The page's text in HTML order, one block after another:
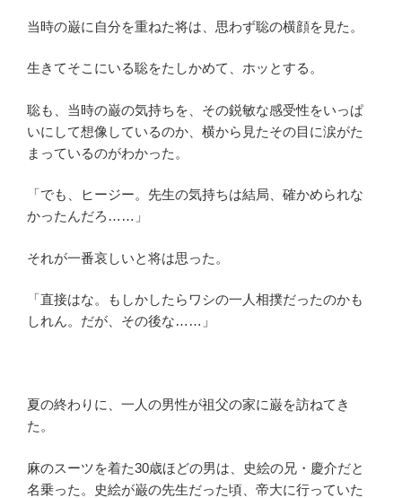
当時の巌に自分を重ねた将は、思わず聡の横顔を見た。
生きてそこにいる聡をたしかめて、ホッとする。
聡も、当時の巌の気持ちを、その鋭敏な感受性をいっぱ
いにして想像しているのか、横から見たその目に涙がた
まっているのがわかった。
「でも、ヒージー。先生の気持ちは結局、確かめられな
かったんだろ……」
それが一番哀しいと将は思った。
「直接はな。もしかしたらワシの一人相撲だったのかも
しれん。だが、その後な……」
夏の終わりに、一人の男性が祖父の家に巌を訪ねてき
た。
麻のスーツを着た30歳ほどの男は、史絵の兄・慶介だと
名乗った。史絵が巌の先生だった頃、帝大に行っていた